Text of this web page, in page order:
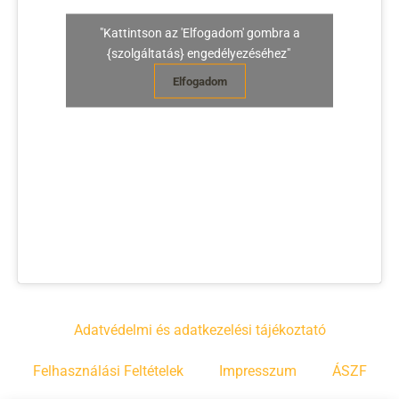
"Kattintson az 'Elfogadom' gombra a
{szolgáltatás} engedélyezéséhez"
Elfogadom
Adatvédelmi és adatkezelési tájékoztató
Felhasználási Feltételek Impresszum ÁSZF